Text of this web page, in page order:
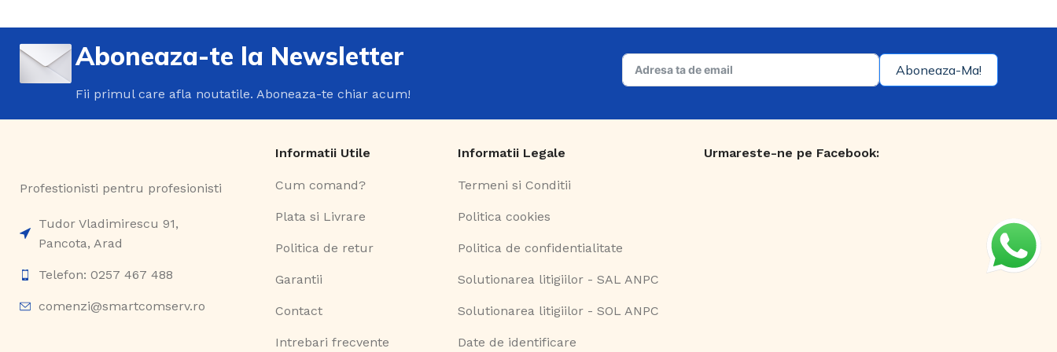
Aboneaza-te la Newsletter
Fii primul care afla noutatile. Aboneaza-te chiar acum!
Aboneaza-Ma!
Profestionisti pentru profesionisti
Tudor Vladimirescu 91,
Pancota, Arad
Telefon: 0257 467 488
comenzi@smartcomserv.ro
Informatii Utile
Cum comand?
Plata si Livrare
Politica de retur
Garantii
Contact
Intrebari frecvente
Informatii Legale
Termeni si Conditii
Politica cookies
Politica de confidentialitate
Solutionarea litigiilor - SAL ANPC
Solutionarea litigiilor - SOL ANPC
Date de identificare
Urmareste-ne pe Facebook: